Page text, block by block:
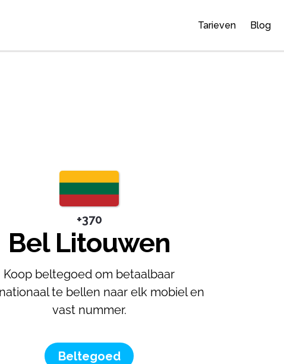
Tarieven Blog
+370
Bel Litouwen
Koop beltegoed om betaalbaar
te bellen naar elk mobiel en
vast nummer.
Beltegoed